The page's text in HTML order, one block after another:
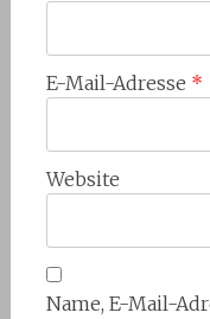
E-Mail-Adresse *
Website
Name, E-Mail-